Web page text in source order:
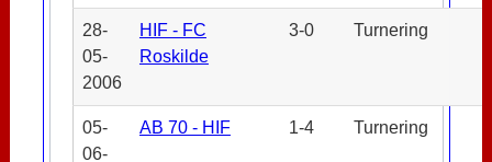
28-
05-
2006
HIF - FC
Roskilde
3-0 Turnering
05-
06-
AB 70 - HIF 1-4 Turnering